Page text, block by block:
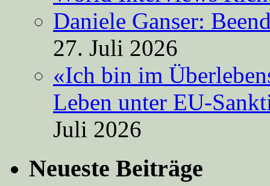
Daniele Ganser:
27. Juli 2026
«Ich bin im
Leben unter EU-
Juli 2026
Neueste Beiträge